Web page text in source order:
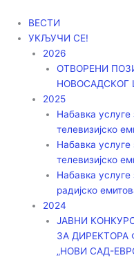
садржај
ВЕСТИ
УКЉУЧИ СЕ!
2026
ОТВОРЕНИ
НОВОСАДСКОГ
2025
Набавка услуге
телевизијско
Набавка услуге
телевизијско
Набавка услуге
радијско
2024
ЈАВНИ
ЗА ДИРЕКТОРА
„НОВИ САД-